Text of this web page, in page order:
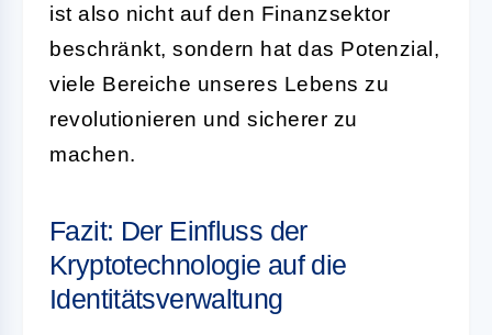
ist also nicht auf den Finanzsektor
beschränkt, sondern hat das Potenzial,
viele Bereiche unseres Lebens zu
revolutionieren und sicherer zu
machen.
Fazit: Der Einfluss der
Kryptotechnologie auf die
Identitätsverwaltung